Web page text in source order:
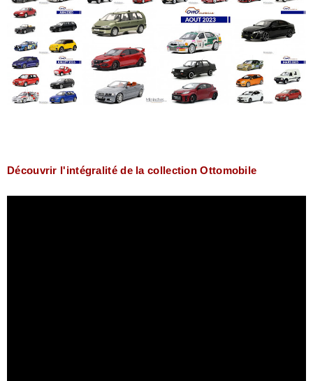
Découvrir l'intégralité de la collection Ottomobile